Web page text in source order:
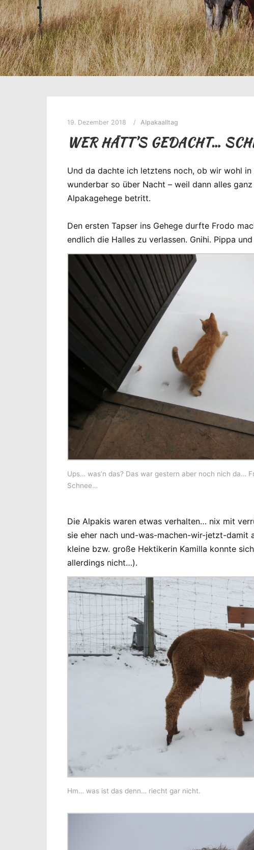
19. Dezember 2018 Alpakaalltag
WER HÄTT’S GEDACHT…
Und da dachte ich letztens noch, ob wir wohl
wunderbar so über Nacht – weil dann alles
Alpakagehege betritt.
Den ersten Tapser ins Gehege durfte Frodo
endlich die Halles zu verlassen. Gnihi. Pippa
Ups… was’n das? Das war gestern aber noch nich da…
Schnee…
Die Alpakis waren etwas verhalten… nix mit
sie eher nach und-was-machen-wir-jetzt-damit
kleine bzw. große Hektikerin Kamilla konnte
allerdings nicht…).
Hm… was ist das denn… riecht gar nicht.